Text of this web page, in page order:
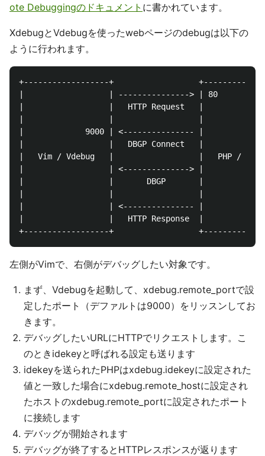
ote Debuggingのドキュメント に書かれています。
XdebugとVdebugを使ったwebページのdebugは以下の
ように行われます。
+------------------+
|                  | ---------------> | 80
|                  |   HTTP Request   |
|             9000 | <--------------- |
|                  |   DBGP Connect   |
|   Vim / Vdebug   |                  |   PHP /
|                  | <--------------> |
|                  |       DBGP       |
|                  | <--------------- |
|                  |   HTTP Response  |
左側がVimで、右側がデバッグしたい対象です。
まず、Vdebugを起動して、xdebug.remote_portで設
定したポート（デファルトは9000）をリッスンしてお
きます。
デバッグしたいURLにHTTPでリクエストします。こ
のときidekeyと呼ばれる設定も送ります
idekeyを送られたPHPはxdebug.idekeyに設定された
値と一致した場合にxdebug.remote_hostに設定され
たホストのxdebug.remote_portに設定されたポート
に接続します
デバッグが開始されます
デバッグが終了するとHTTPレスポンスが返ります